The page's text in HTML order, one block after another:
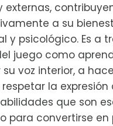
externas,
a su
y psicológico. Es a
juego como
voz interior, a
la expresión
que son
para convertirse en